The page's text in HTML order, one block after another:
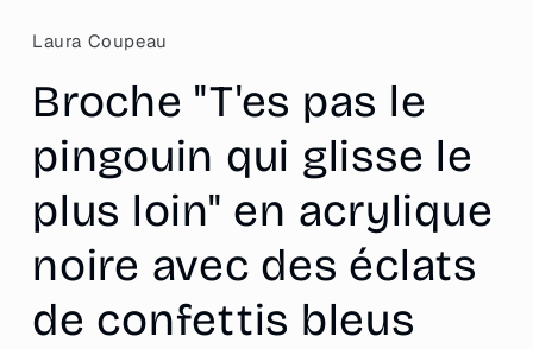
fenêtre
modale
Laura Coupeau
Broche "T'es pas le
pingouin qui glisse le
plus loin" en acrylique
noire avec des éclats
de confettis bleus